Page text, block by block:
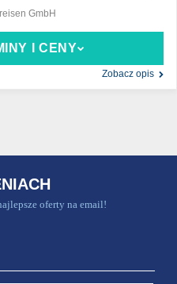
I CENY
Zobacz opis
GmbH
oferty na email!